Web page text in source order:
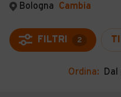
Auto usate
Auto Km 0
Auto Nuove
Noleggio a lungo
MAGAZINE
ACCEDI
Bologna Cambia
FILTRI 2
Ordina: Dal